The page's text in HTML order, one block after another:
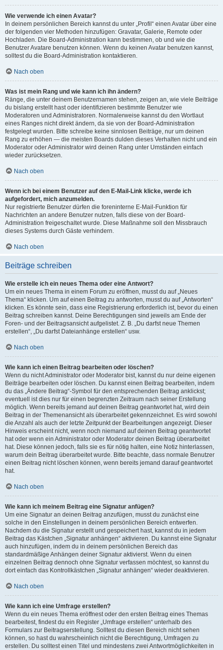
Wie verwende ich einen Avatar?
In deinem persönlichen Bereich kannst du unter „Profil“ einen Avatar über eine
der folgenden vier Methoden hinzufügen: Gravatar, Galerie, Remote oder
Hochladen. Die Board-Administration kann bestimmen, ob und wie die
Benutzer Avatare benutzen können. Wenn du keinen Avatar benutzen kannst,
solltest du die Board-Administration kontaktieren.
Nach oben
Was ist mein Rang und wie kann ich ihn ändern?
Ränge, die unter deinem Benutzernamen stehen, zeigen an, wie viele Beiträge
du bislang erstellt hast oder identifizieren bestimmte Benutzer wie
Moderatoren und Administratoren. Normalerweise kannst du den Wortlaut
eines Ranges nicht direkt ändern, da sie von der Board-Administration
festgelegt wurden. Bitte schreibe keine sinnlosen Beiträge, nur um deinen
Rang zu erhöhen — die meisten Boards dulden dieses Verhalten nicht und ein
Moderator oder Administrator wird deinen Rang unter Umständen einfach
wieder zurücksetzen.
Nach oben
Wenn ich bei einem Benutzer auf den E-Mail-Link klicke, werde ich
aufgefordert, mich anzumelden.
Nur registrierte Benutzer dürfen die foreninterne E-Mail-Funktion für
Nachrichten an andere Benutzer nutzen, falls diese von der Board-
Administration freigeschaltet wurde. Diese Maßnahme soll den Missbrauch
dieses Systems durch Gäste verhindern.
Nach oben
Beiträge schreiben
Wie erstelle ich ein neues Thema oder eine Antwort?
Um ein neues Thema in einem Forum zu eröffnen, musst du auf „Neues
Thema“ klicken. Um auf einen Beitrag zu antworten, musst du auf „Antworten“
klicken. Es könnte sein, dass eine Registrierung erforderlich ist, bevor du einen
Beitrag schreiben kannst. Deine Berechtigungen sind jeweils am Ende der
Foren- und der Beitragsansicht aufgelistet. Z. B. „Du darfst neue Themen
erstellen“, „Du darfst Dateianhänge erstellen“ usw.
Nach oben
Wie kann ich einen Beitrag bearbeiten oder löschen?
Wenn du nicht Administrator oder Moderator bist, kannst du nur deine eigenen
Beiträge bearbeiten oder löschen. Du kannst einen Beitrag bearbeiten, indem
du das „Ändere Beitrag“-Symbol für den entsprechenden Beitrag anklickst;
eventuell ist dies nur für einen begrenzten Zeitraum nach seiner Erstellung
möglich. Wenn bereits jemand auf deinen Beitrag geantwortet hat, wird dein
Beitrag in der Themenansicht als überarbeitet gekennzeichnet. Es wird sowohl
die Anzahl als auch der letzte Zeitpunkt der Bearbeitungen angezeigt. Dieser
Hinweis erscheint nicht, wenn noch niemand auf deinen Beitrag geantwortet
hat oder wenn ein Administrator oder Moderator deinen Beitrag überarbeitet
hat. Diese können jedoch, falls sie es für nötig halten, eine Notiz hinterlassen,
warum dein Beitrag überarbeitet wurde. Bitte beachte, dass normale Benutzer
einen Beitrag nicht löschen können, wenn bereits jemand darauf geantwortet
hat.
Nach oben
Wie kann ich meinem Beitrag eine Signatur anfügen?
Um eine Signatur an deinen Beitrag anzufügen, musst du zunächst eine
solche in den Einstellungen in deinem persönlichen Bereich entwerfen.
Nachdem du die Signatur erstellt und gespeichert hast, kannst du in jedem
Beitrag das Kästchen „Signatur anhängen“ aktivieren. Du kannst eine Signatur
auch hinzufügen, indem du in deinem persönlichen Bereich das
standardmäßige Anhängen deiner Signatur aktivierst. Wenn du einen
einzelnen Beitrag dennoch ohne Signatur verfassen möchtest, so kannst du
dort einfach das Kontrollkästchen „Signatur anhängen“ wieder deaktivieren.
Nach oben
Wie kann ich eine Umfrage erstellen?
Wenn du ein neues Thema eröffnest oder den ersten Beitrag eines Themas
bearbeitest, findest du ein Register „Umfrage erstellen“ unterhalb des
Formulars zur Beitragserstellung. Solltest du diesen Bereich nicht sehen
können, so hast du wahrscheinlich nicht die Berechtigung, Umfragen zu
erstellen. Du solltest einen Titel und mindestens zwei Antwortmöglichkeiten in